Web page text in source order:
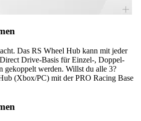
Das RS Wheel Hub kann mit jeder
Drive-Basis für Einzel-, Doppel-
gekoppelt werden. Willst du alle 3?
(Xbox/PC) mit der PRO Racing Base